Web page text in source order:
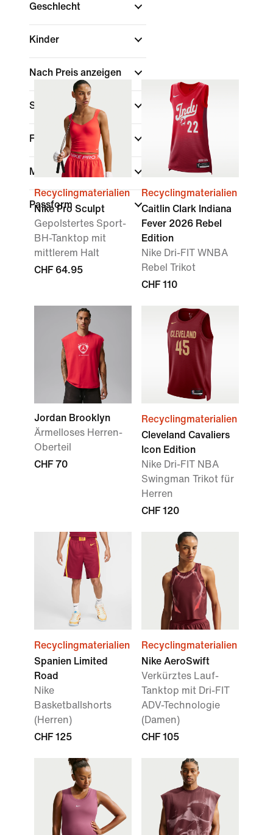
Geschlecht
Kinder
Nach Preis anzeigen
Sale und Angebote
Farbe (1)
Marke
Passform
Recyclingmaterialien
Nike Pro Sculpt
Gepolstertes Sport-
BH-Tanktop mit
mittlerem Halt
CHF 64.95
Recyclingmaterialien
Caitlin Clark Indiana
Fever 2026 Rebel
Edition
Nike Dri-FIT WNBA
Rebel Trikot
CHF 110
Jordan Brooklyn
Ärmelloses Herren-
Oberteil
CHF 70
Recyclingmaterialien
Cleveland Cavaliers
Icon Edition
Nike Dri-FIT NBA
Swingman Trikot für
Herren
CHF 120
Recyclingmaterialien
Spanien Limited
Road
Nike
Basketballshorts
(Herren)
CHF 125
Recyclingmaterialien
Nike AeroSwift
Verkürztes Lauf-
Tanktop mit Dri-FIT
ADV-Technologie
(Damen)
CHF 105